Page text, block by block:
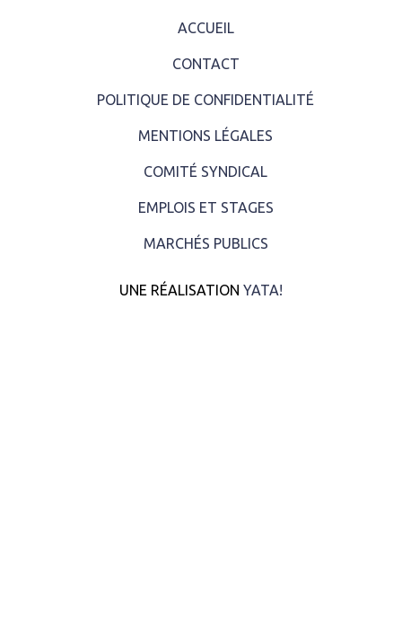
ACCUEIL
CONTACT
POLITIQUE DE CONFIDENTIALITÉ
MENTIONS LÉGALES
COMITÉ SYNDICAL
EMPLOIS ET STAGES
MARCHÉS PUBLICS
UNE RÉALISATION YATA!